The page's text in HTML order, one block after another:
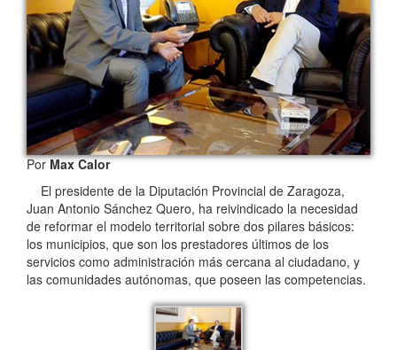
PorMax Calor
El presidente de la Diputación Provincial de Zaragoza,
Juan Antonio Sánchez Quero, ha reivindicado la necesidad
de reformar el modelo territorial sobre dos pilares básicos:
los municipios, que son los prestadores últimos de los
servicios como administración más cercana al ciudadano, y
las comunidades autónomas, que poseen las competencias.